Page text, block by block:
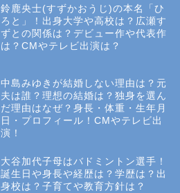
鈴鹿央士(すずかおうじ)の本名「ひ
ろと」！出身大学や高校は？広瀬す
ずとの関係は？デビュー作や代表作
は？CMやテレビ出演は？
中島みゆきが結婚しない理由は？元
夫は誰？理想の結婚は？独身を選ん
だ理由はなぜ？身長・体重・生年月
日・プロフィール！CMやテレビ出
演！
大谷加代子母はバドミントン選手！
誕生日や身長や経歴は？学歴は？出
身校は？子育てや教育方針は？